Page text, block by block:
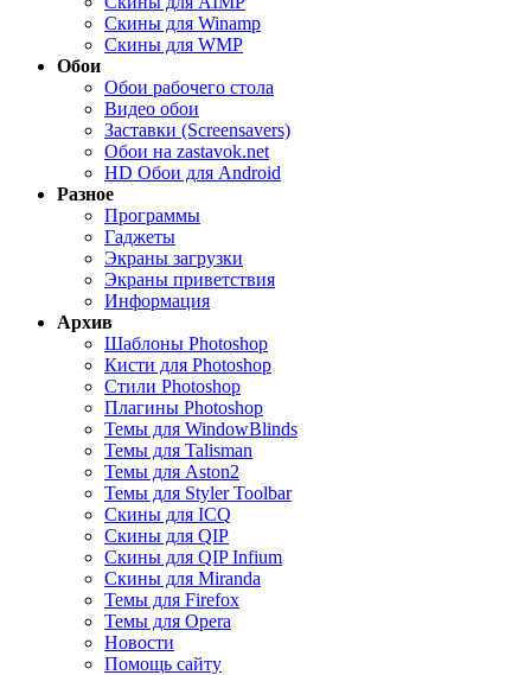
Скины для Winamp
Скины для WMP
Обои
Обои рабочего стола
Видео обои
Заставки (Screensavers)
Обои на zastavok.net
HD Обои для Android
Разное
Программы
Гаджеты
Экраны загрузки
Экраны приветствия
Информация
Архив
Шаблоны Photoshop
Кисти для Photoshop
Стили Photoshop
Плагины Photoshop
Темы для WindowBlinds
Темы для Talisman
Темы для Aston2
Темы для Styler Toolbar
Скины для ICQ
Скины для QIP
Скины для QIP Infium
Скины для Miranda
Темы для Firefox
Темы для Opera
Новости
Помощь сайту